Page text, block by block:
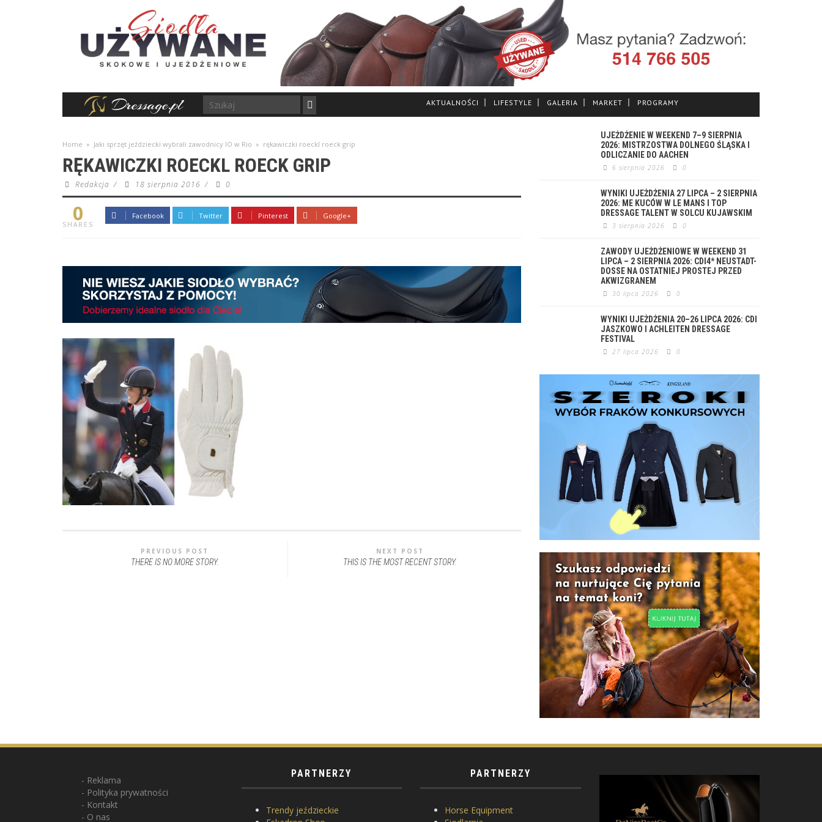
AKTUALNOŚCI LIFESTYLE GALERIA MARKET PROGRAMY
Home » Jaki sprzęt jeździecki wybrali zawodnicy IO w Rio » rękawiczki roeckl roeck grip
RĘKAWICZKI ROECKL ROECK GRIP
Redakcja / 18 sierpnia 2016 / 0
0
SHARES
Facebook Twitter Pinterest Google+
PREVIOUS POST
THERE IS NO MORE STORY.
NEXT POST
THIS IS THE MOST RECENT STORY.
UJEŻDŻENIE W WEEKEND 7–9 SIERPNIA
2026: MISTRZOSTWA DOLNEGO ŚLĄSKA I
ODLICZANIE DO AACHEN
6 sierpnia 2026 0
WYNIKI UJEŻDŻENIA 27 LIPCA – 2 SIERPNIA
2026: ME KUCÓW W LE MANS I TOP
DRESSAGE TALENT W SOLCU KUJAWSKIM
3 sierpnia 2026 0
ZAWODY UJEŻDŻENIOWE W WEEKEND 31
LIPCA – 2 SIERPNIA 2026: CDI4* NEUSTADT-
DOSSE NA OSTATNIEJ PROSTEJ PRZED
AKWIZGRANEM
30 lipca 2026 0
WYNIKI UJEŻDŻENIA 20–26 LIPCA 2026: CDI
JASZKOWO I ACHLEITEN DRESSAGE
FESTIVAL
27 lipca 2026 0
Reklama
Polityka prywatności
Kontakt
O nas
PARTNERZY
Trendy jeździeckie
PARTNERZY
Horse Equipment